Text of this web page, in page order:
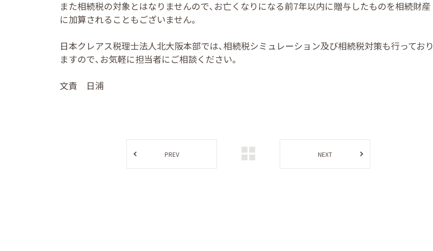
また相続税の対象とはなりませんので、お亡くなりになる前7年以内に贈与したものを相続財産
に加算されることもございません。
日本クレアス税理士法人北大阪本部では、相続税シミュレーション及び相続税対策も行っており
ますので、お気軽に担当者にご相談ください。
文責 日浦
PREV NEXT